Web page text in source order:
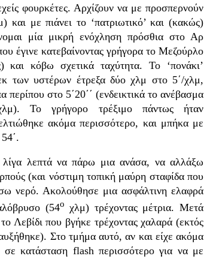
φουρκέτες. Αρχίζουν να με προσπερνούν
και με πιάνει το ‘πατριωτικό’ και (κακώς)
μία μικρή ενόχληση πρόσθια στο Αρ
έγινε κατεβαίνοντας γρήγορα το Μεζούρλο
κόβω σχετικά ταχύτητα. Το ‘πονάκι’
των υστέρων έτρεξα δύο χλμ στο 5΄/χλμ,
περίπου στο 5΄20΄΄ (ενδεικτικά το ανέβασμα
Το γρήγορο τρέξιμο πάντως ήταν
ακόμα περισσότερο, και μπήκα με
λεπτά να πάρω μια ανάσα, να αλλάξω
(και νόστιμη τοπική μαύρη σταφίδα που
νερό. Ακολούθησε μια ασφάλτινη ελαφρά
(54ο χλμ) τρέχοντας μέτρια. Μετά
Λεβίδι που βγήκε τρέχοντας χαλαρά (εκτός
Στο τμήμα αυτό, αν και είχε ακόμα
κατάσταση flash περισσότερο για να με